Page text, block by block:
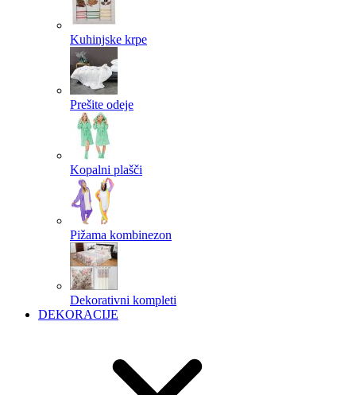
Kuhinjske krpe
Prešite odeje
Kopalni plašči
Pižama kombinezon
Dekorativni kompleti
DEKORACIJE